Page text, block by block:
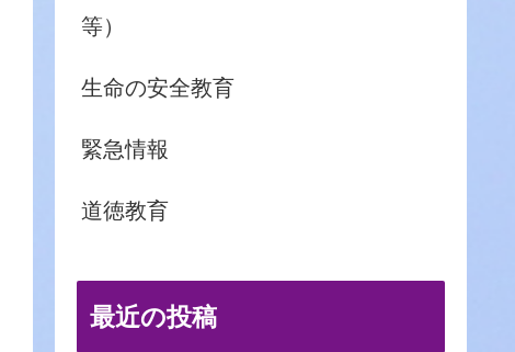
等）
生命の安全教育
緊急情報
道徳教育
最近の投稿